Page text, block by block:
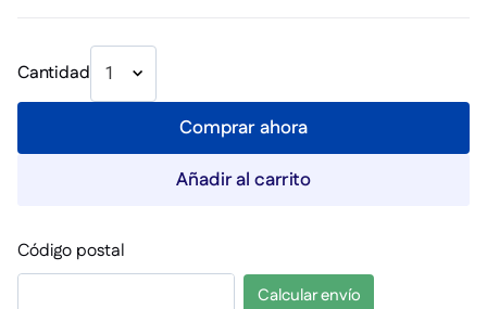
Cantidad 1
Comprar ahora
Añadir al carrito
Código postal
Calcular envío